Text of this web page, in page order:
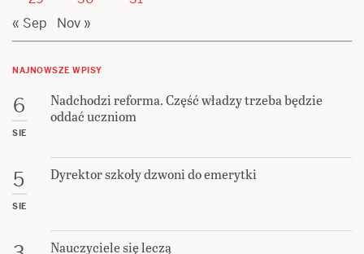
« Sep
Nov »
NAJNOWSZE WPISY
6
SIE
Nadchodzi reforma. Część władzy trzeba będzie
oddać uczniom
5
SIE
Dyrektor szkoły dzwoni do emerytki
Nauczyciele się leczą